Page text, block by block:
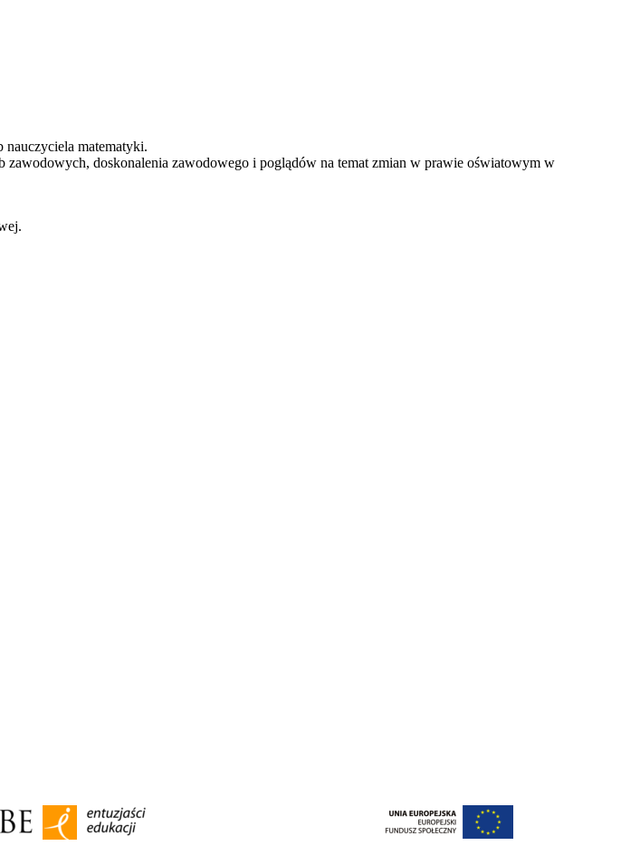
nauczyciela matematyki.
doskonalenia zawodowego i poglądów na temat zmian w prawie oświatowym w